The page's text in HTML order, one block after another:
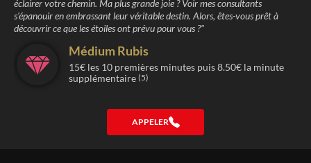
éclairer votre chemin. Ma plus grande joie ? Voir mes consultants
s'épanouir en embrassant leur véritable destin. Alors, êtes-vous prêt à
découvrir ce que les étoiles ont prévu pour vous ?"
Médium Rubis
15€ les 10 premières minutes puis8.50€ la minute
supplémentaire (5)
APPELER